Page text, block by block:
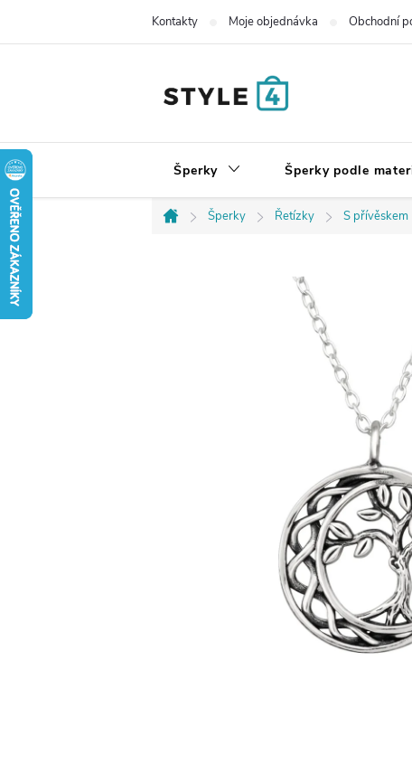
Kontakty Moje objednávka Obchodní
Šperky Šperky podle
Domů
Šperky Řetízky S přívěskem